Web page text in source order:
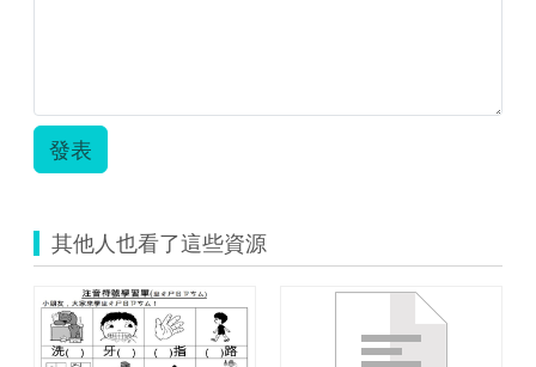
發表
其他人也看了這些資源